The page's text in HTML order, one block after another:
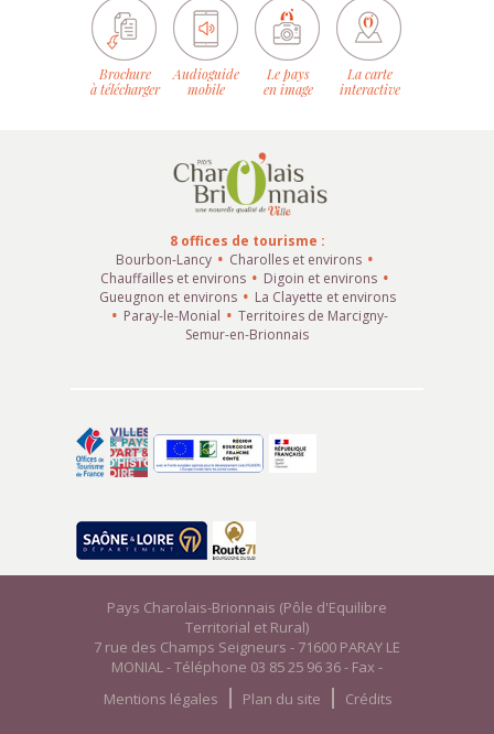
Brochure
à télécharger
Audioguide
mobile
Le pays
en image
La carte
interactive
8 offices de tourisme :
Bourbon-Lancy
Charolles et environs
Chauffailles et environs
Digoin et environs
Gueugnon et environs
La Clayette et environs
Paray-le-Monial
Territoires de Marcigny-
Semur-en-Brionnais
Pays Charolais-Brionnais (Pôle d'Equilibre
Territorial et Rural)
7 rue des Champs Seigneurs - 71600 PARAY LE
MONIAL - Téléphone 03 85 25 96 36 - Fax -
Mentions légales
Plan du site Crédits